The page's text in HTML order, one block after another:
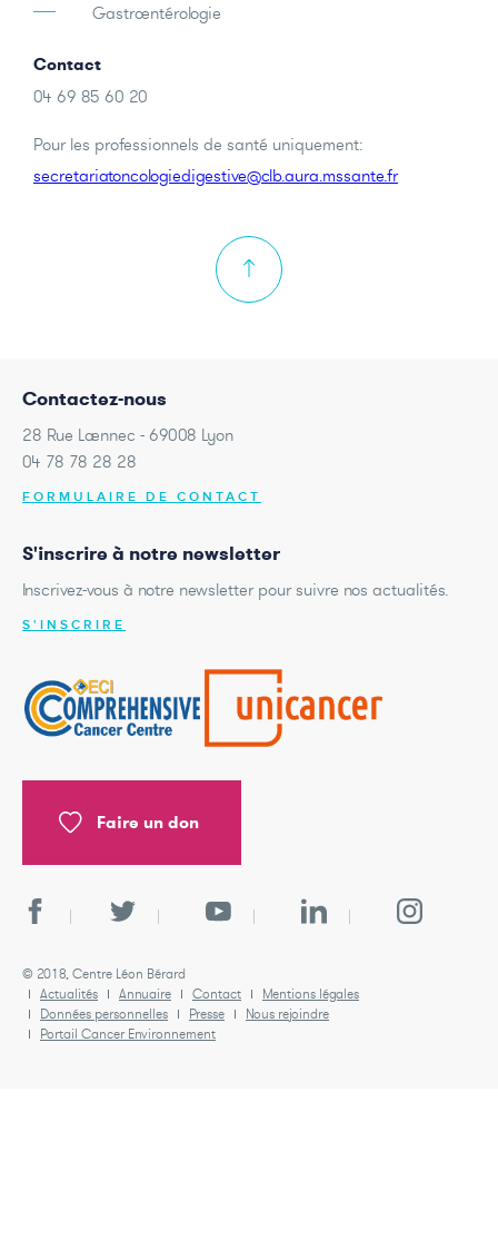
Gastroentérologie
Contact
04 69 85 60 20
Pour les professionnels de santé uniquement:
secretariatoncologiedigestive@clb.aura.mssante.fr
Contactez-nous
28 Rue Laennec - 69008 Lyon
04 78 78 28 28
FORMULAIRE DE CONTACT
S'inscrire à notre newsletter
Inscrivez-vous à notre newsletter pour suivre nos actualités.
S'INSCRIRE
Faire un don
© 2018, Centre Léon Bérard
Actualités
Annuaire Contact
Mentions légales
Données personnelles
Presse
Nous rejoindre
Portail Cancer Environnement